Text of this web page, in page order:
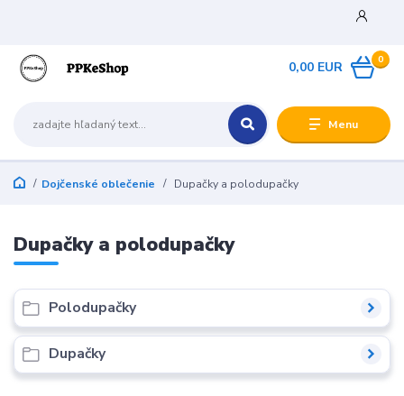
Menu
0
0,00 EUR
Dojčenské oblečenie Dupačky a polodupačky
Dupačky a polodupačky
Polodupačky
Dupačky